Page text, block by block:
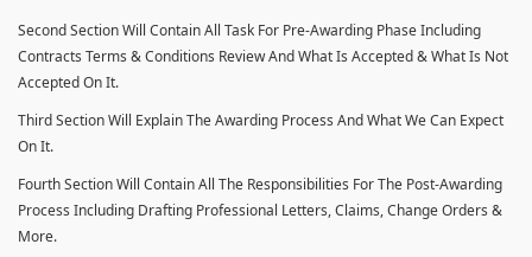
Second Section Will Contain All Task For Pre-Awarding Phase Including
Contracts Terms & Conditions Review And What Is Accepted & What Is Not
Accepted On It.
Third Section Will Explain The Awarding Process And What We Can Expect
On It.
Fourth Section Will Contain All The Responsibilities For The Post-Awarding
Process Including Drafting Professional Letters, Claims, Change Orders &
More.